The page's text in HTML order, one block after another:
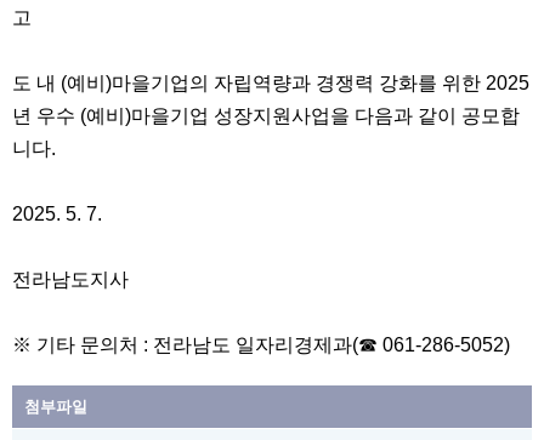
고
도 내 (예비)마을기업의 자립역량과 경쟁력 강화를 위한 2025
년 우수 (예비)마을기업 성장지원사업을 다음과 같이 공모합
니다.
2025. 5. 7.
전라남도지사
※ 기타 문의처 : 전라남도 일자리경제과(☎ 061-286-5052)
첨부파일